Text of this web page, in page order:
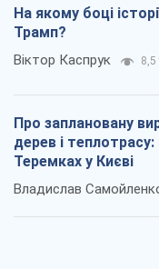
На якому боці
Трамп?
Віктор Каспрук 8,5
Про заплановану
дерев і
Теремках у Києві
Владислав